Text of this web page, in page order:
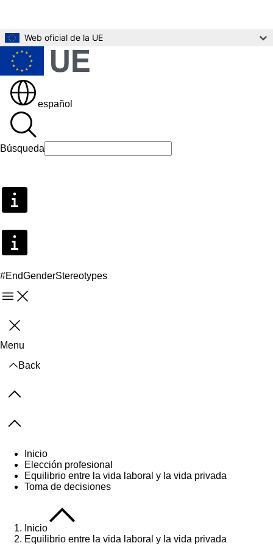
Web oficial de la UE
español
Búsqueda
#EndGenderStereotypes
Menu
Cerrar
Menu
Back
Previous items
Next items
Inicio
Elección profesional
Equilibrio entre la vida laboral y la vida privada
Toma de decisiones
Inicio
Equilibrio entre la vida laboral y la vida privada